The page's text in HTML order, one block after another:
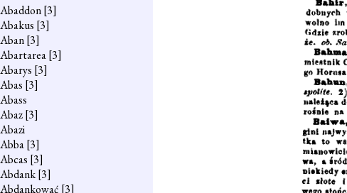
Abaddon[3]
Abakus [3]
Aban[3]
Abartarea[3]
Abarys [3]
Abas [3]
Abass
Abaz[3]
Abazi
Abba[3]
Abcas [3]
Abdank[3]
Abdankować [3]